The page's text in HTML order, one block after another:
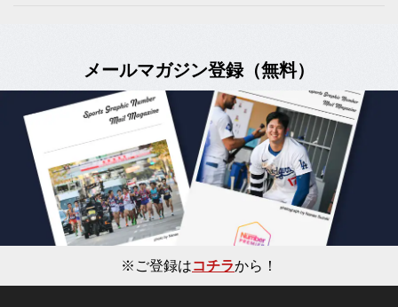
メールマガジン登録（無料）
※ご登録はコチラから！